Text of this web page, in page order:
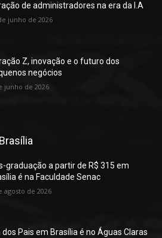
de administradores na era da I.A
junho de 2026
Z, inovação e o futuro dos
negócios
junho de 2026
graduação a partir de R$ 315 em
é na Faculdade Senac
agosto de 2026
dos Pais em Brasília é no Águas Claras